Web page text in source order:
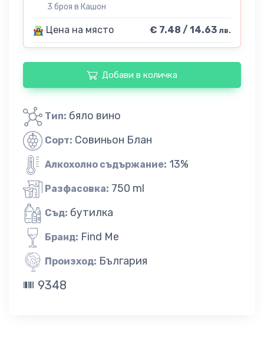
3 броя в Кашон
Цена на място € 7.48 / 14.63 лв.
Добави в количка
Тип: бяло вино
Сорт: Совиньон Блан
Алкохолно съдържание: 13%
Разфасовка: 750 ml
Съд: бутилка
Бранд: Find Me
Произход: България
9348